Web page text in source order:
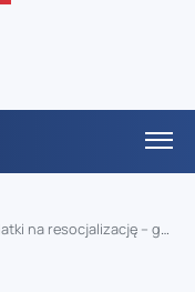
– gminy nie wytrzymują presji